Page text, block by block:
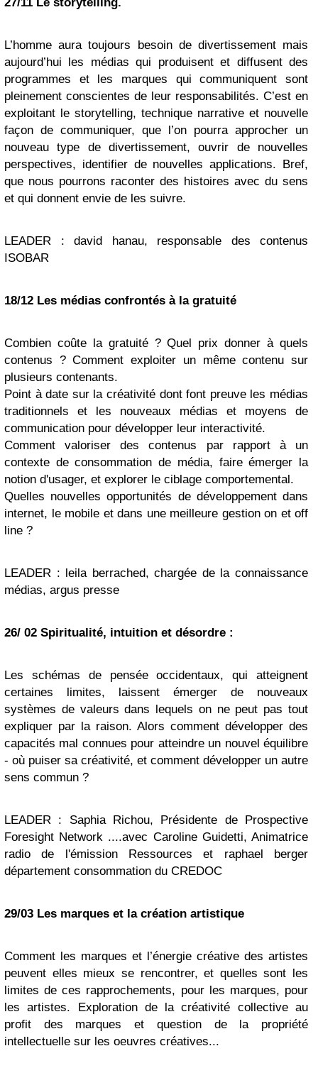
L’homme aura toujours besoin de divertissement mais
aujourd’hui les médias qui produisent et diffusent des
programmes et les marques qui communiquent sont
pleinement conscientes de leur responsabilités. C’est en
exploitant le storytelling, technique narrative et nouvelle
façon de communiquer, que l’on pourra approcher un
nouveau type de divertissement, ouvrir de nouvelles
perspectives, identifier de nouvelles applications. Bref,
que nous pourrons raconter des histoires avec du sens
et qui donnent envie de les suivre.
LEADER : david hanau, responsable des contenus
ISOBAR
18/12 Les médias confrontés à la gratuité
Combien coûte la gratuité ? Quel prix donner à quels
contenus ? Comment exploiter un même contenu sur
plusieurs contenants.
Point à date sur la créativité dont font preuve les médias
traditionnels et les nouveaux médias et moyens de
communication pour développer leur interactivité.
Comment valoriser des contenus par rapport à un
contexte de consommation de média, faire émerger la
notion d'usager, et explorer le ciblage comportemental.
Quelles nouvelles opportunités de développement dans
internet, le mobile et dans une meilleure gestion on et off
line ?
LEADER : leila berrached, chargée de la connaissance
médias, argus presse
26/ 02 Spiritualité, intuition et désordre :
Les schémas de pensée occidentaux, qui atteignent
certaines limites, laissent émerger de nouveaux
systèmes de valeurs dans lequels on ne peut pas tout
expliquer par la raison. Alors comment développer des
capacités mal connues pour atteindre un nouvel équilibre
- où puiser sa créativité, et comment développer un autre
sens commun ?
LEADER : Saphia Richou, Présidente de Prospective
Foresight Network ....avec Caroline Guidetti, Animatrice
radio de l'émission Ressources et raphael berger
département consommation du CREDOC
29/03 Les marques et la création artistique
Comment les marques et l’énergie créative des artistes
peuvent elles mieux se rencontrer, et quelles sont les
limites de ces rapprochements, pour les marques, pour
les artistes. Exploration de la créativité collective au
profit des marques et question de la propriété
intellectuelle sur les oeuvres créatives...